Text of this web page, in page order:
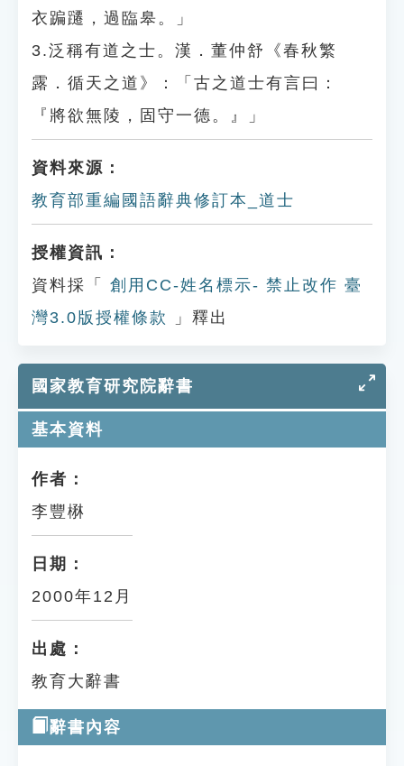
衣蹁躚，過臨皋。」
3.泛稱有道之士。漢．董仲舒《春秋繁
露．循天之道》：「古之道士有言曰：
『將欲無陵，固守一德。』」
資料來源：
教育部重編國語辭典修訂本_道士
授權資訊：
資料採「
創用CC-姓名標示- 禁止改作 臺
灣3.0版授權條款
」釋出
國家教育研究院辭書
基本資料
作者：
李豐楙
日期：
2000年12月
出處：
教育大辭書
辭書內容